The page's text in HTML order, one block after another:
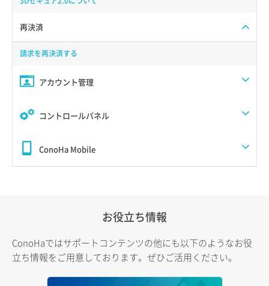
再決済
請求を再決済する
アカウント管理
コントロールパネル
ConoHa Mobile
お役立ち情報
ConoHaではサポートコンテンツの他にも以下のようなお役
立ち情報をご用意しております。ぜひご活用ください。